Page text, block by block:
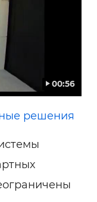
00:56
решения